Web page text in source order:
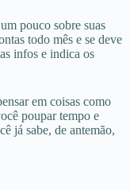
pouco sobre suas
todo mês e se deve
infos e indica os
em coisas como
poupar tempo e
já sabe, de antemão,